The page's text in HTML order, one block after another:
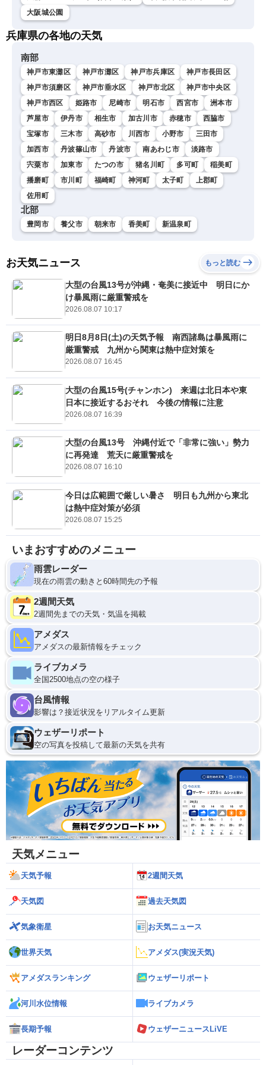
大阪城公園
兵庫県の各地の天気
南部
神戸市東灘区 神戸市灘区 神戸市兵庫区
神戸市長田区
神戸市須磨区
神戸市垂水区 神戸市北区
神戸市中央区
神戸市西区
姫路市 尼崎市 明石市 西宮市
洲本市
芦屋市
伊丹市 相生市 加古川市 赤穂市
西脇市
宝塚市
三木市 高砂市 川西市 小野市
三田市
加西市
丹波篠山市 丹波市 南あわじ市
淡路市
宍粟市
加東市 たつの市 猪名川町 多可町
稲美町
播磨町
市川町 福崎町 神河町 太子町
上郡町
佐用町
北部
豊岡市 養父市 朝来市 香美町 新温泉町
お天気ニュース もっと読む
大型の台風13号が沖縄・奄美に接近中 明日にか
け暴風雨に厳重警戒を
2026.08.07 10:17
明日8月8日(土)の天気予報 南西諸島は暴風雨に
厳重警戒 九州から関東は熱中症対策を
2026.08.07 16:45
大型の台風15号(チャンホン) 来週は北日本や東
日本に接近するおそれ 今後の情報に注意
2026.08.07 16:39
大型の台風13号 沖縄付近で「非常に強い」勢力
に再発達 荒天に厳重警戒を
2026.08.07 16:10
今日は広範囲で厳しい暑さ 明日も九州から東北
は熱中症対策が必須
2026.08.07 15:25
いまおすすめのメニュー
雨雲レーダー
現在の雨雲の動きと60時間先の予報
2週間天気
2週間先までの天気・気温を掲載
アメダス
アメダスの最新情報をチェック
ライブカメラ
全国2500地点の空の様子
台風情報
影響は？接近状況をリアルタイム更新
ウェザーリポート
空の写真を投稿して最新の天気を共有
天気メニュー
天気予報 2週間天気
天気図 過去天気図
気象衛星 お天気ニュース
世界天気 アメダス(実況天気)
アメダスランキング ウェザーリポート
河川水位情報 ライブカメラ
長期予報 ウェザーニュースLiVE
レーダーコンテンツ